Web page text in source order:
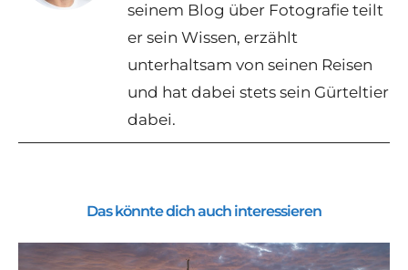
seinem Blog über Fotografie teilt
er sein Wissen, erzählt
unterhaltsam von seinen Reisen
und hat dabei stets sein Gürteltier
dabei.
Das könnte dich auch interessieren